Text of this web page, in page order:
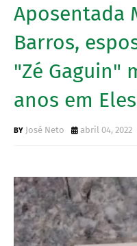
Aposentada
Barros,
"Zé Gaguin"
anos em
José Neto abril 04, 2022